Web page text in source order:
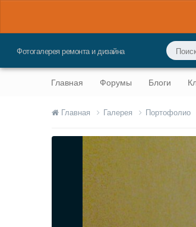
Фотогалерея ремонта и дизайна
Главная Форумы Блоги
Главная Галерея Портофолио